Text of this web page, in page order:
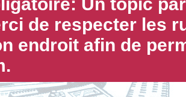
de respecter les
endroit afin de